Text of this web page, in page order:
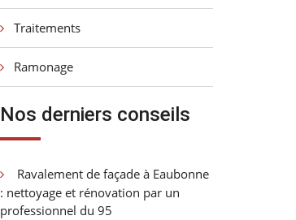
Traitements
Ramonage
Nos derniers conseils
Ravalement de façade à Eaubonne
: nettoyage et rénovation par un
professionnel du 95